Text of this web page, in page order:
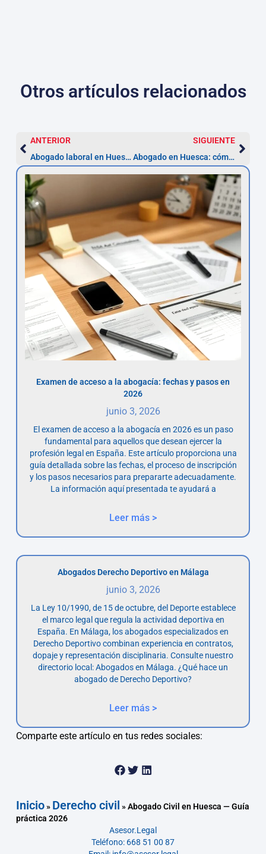
Otros artículos relacionados
ANTERIOR
Abogado laboral en Huesca: impugnar un despido
SIGUIENTE
Abogado en Huesca: cómo constituir una sociedad (SL)
Examen de acceso a la abogacía: fechas y pasos en
2026
junio 3, 2026
El examen de acceso a la abogacía en 2026 es un paso
fundamental para aquellos que desean ejercer la
profesión legal en España. Este artículo proporciona una
guía detallada sobre las fechas, el proceso de inscripción
y los pasos necesarios para prepararte adecuadamente.
La información aquí presentada te ayudará a
Leer más >
Abogados Derecho Deportivo en Málaga
junio 3, 2026
La Ley 10/1990, de 15 de octubre, del Deporte establece
el marco legal que regula la actividad deportiva en
España. En Málaga, los abogados especializados en
Derecho Deportivo combinan experiencia en contratos,
dopaje y representación disciplinaria. Consulte nuestro
directorio local: Abogados en Málaga. ¿Qué hace un
abogado de Derecho Deportivo?
Leer más >
Comparte este artículo en tus redes sociales:
Inicio» Derecho civil »Abogado Civil en Huesca — Guía
práctica 2026
Asesor.Legal
Teléfono: 668 51 00 87